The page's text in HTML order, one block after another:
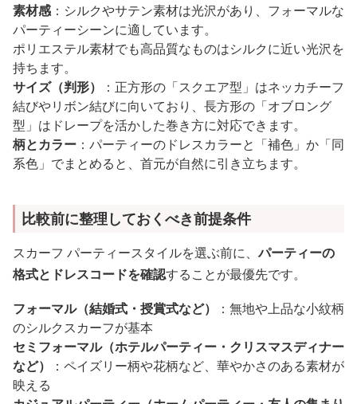
素材感：シルクやサテン素材は光沢があり、フォーマルな
パーティーシーンに適しています。
ポリエステル素材でも高品質なものはシルクに近い光沢を
持ちます。
サイズ（判形）
：正方形の「スクエア型」はネッカチーフ
結びやリボン結びに向いており、長方形の「オブロング
型」はドレープを活かした巻き方に対応できます。
柄とカラー ：パーティーのドレスカラーと「補色」か「同
系色」でまとめると、首元が自然に引き立ちます。
比較前に整理しておくべき前提条件
スカーフ パーティースタイルを選ぶ前に、パーティーの
格式とドレスコードを確認することが最優先です。
フォーマル（結婚式・授賞式など）
：無地や上品な小紋柄
のシルクスカーフが基本
セミフォーマル（ホテルパーティー・クリスマスディナー
など）
：ペイズリー柄や花柄など、華やかさのある素材が
映える